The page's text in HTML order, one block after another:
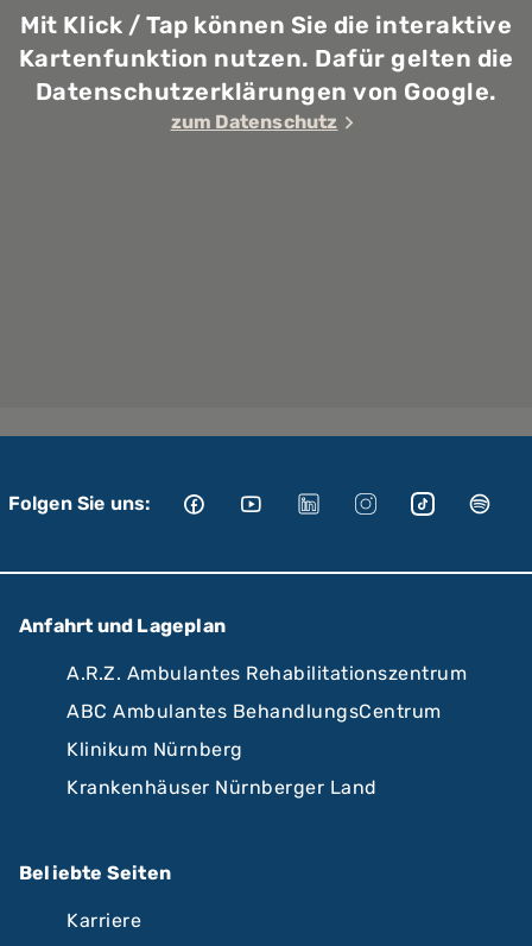
Mit Klick / Tap können Sie die interaktive
Kartenfunktion nutzen. Dafür gelten die
Datenschutzerklärungen von Google.
zum Datenschutz
Folgen Sie uns:
Anfahrt und Lageplan
A.R.Z. Ambulantes Rehabilitationszentrum
ABC Ambulantes BehandlungsCentrum
Klinikum Nürnberg
Krankenhäuser Nürnberger Land
Beliebte Seiten
Karriere